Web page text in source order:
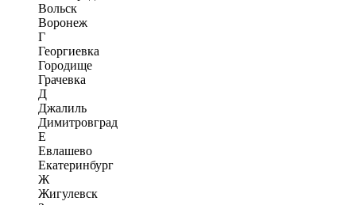
Вольск
Воронеж
Г
Георгиевка
Городище
Грачевка
Д
Джалиль
Димитровград
Е
Евлашево
Екатеринбург
Ж
Жигулевск